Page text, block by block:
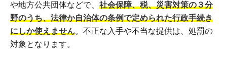
や地方公共団体などで、 社会保障、税、災害対策の３分
野のうち、法律か自治体の条例で定められた行政手続き
にしか使えません。不正な入手や不当な提供は、処罰の
対象となります。